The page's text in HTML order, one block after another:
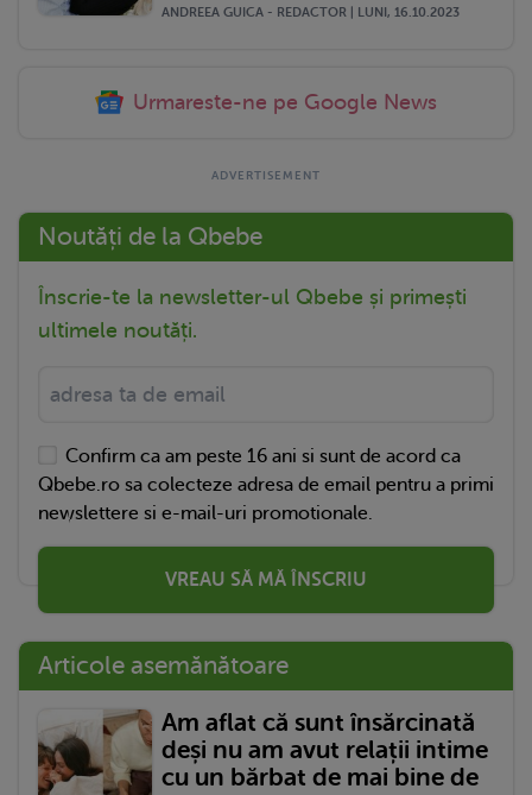
ANDREEA GUICA - REDACTOR | LUNI, 16.10.2023
Urmareste-ne pe Google News
Noutăți de la Qbebe
Înscrie-te la newsletter-ul Qbebe și primești
ultimele noutăți.
Confirm ca am peste 16 ani si sunt de acord ca
Qbebe.ro sa colecteze adresa de email pentru a primi
newslettere si e-mail-uri promotionale.
VREAU SĂ MĂ ÎNSCRIU
Articole asemănătoare
Am aflat că sunt însărcinată
deși nu am avut relații intime
cu un bărbat de mai bine de